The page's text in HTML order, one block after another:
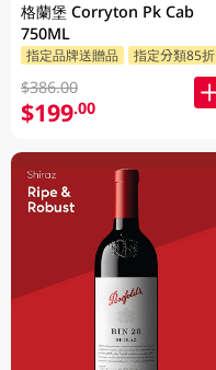
格蘭堡 Corryton Pk Cab
750ML
指定品牌送贈品 指定分類85折
$386.00
$199.00